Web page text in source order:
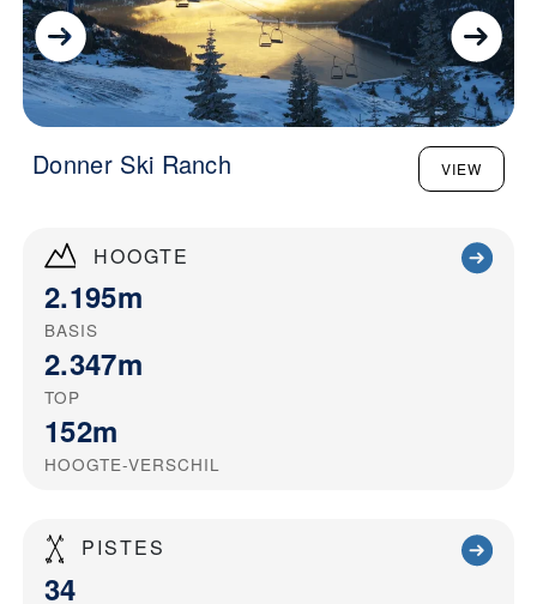
HOOGTE
2.195m
BASIS
2.347m
TOP
152m
HOOGTE-VERSCHIL
PISTES
34
Donner Ski Ranch VIEW